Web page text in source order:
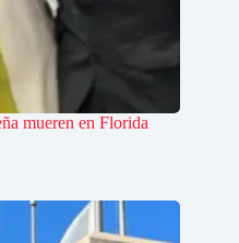
mueren en Florida